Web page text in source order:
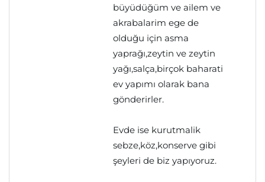
büyüdüğüm ve ailem ve
akrabalarim ege de
olduğu için asma
yaprağı,zeytin ve zeytin
yağı,salça,birçok baharati
ev yapımı olarak bana
gönderirler.
Evde ise kurutmalik
sebze,köz,konserve gibi
şeyleri de biz yapıyoruz.